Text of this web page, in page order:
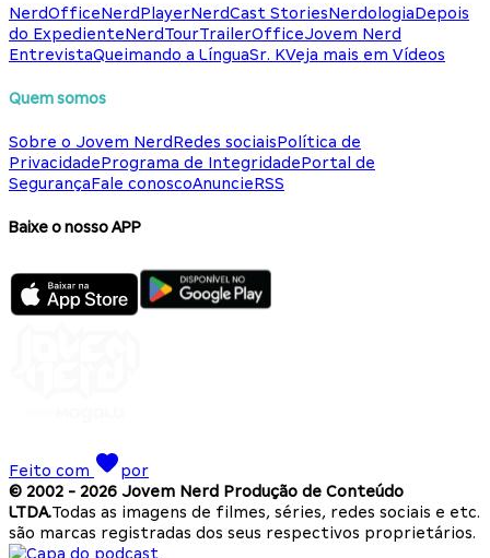
NerdOfficeNerdPlayerNerdCast StoriesNerdologiaDepois
do ExpedienteNerdTourTrailerOfficeJovem Nerd
EntrevistaQueimando a LínguaSr. KVeja mais em Vídeos
Quem somos
Sobre o Jovem NerdRedes sociaisPolítica de
PrivacidadePrograma de IntegridadePortal de
SegurançaFale conoscoAnuncieRSS
Baixe o nosso APP
Feito com
por
© 2002 - 2026 Jovem Nerd Produção de Conteúdo
LTDA.Todas as imagens de filmes, séries, redes sociais e etc.
são marcas registradas dos seus respectivos proprietários.